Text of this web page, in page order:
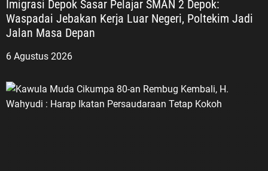
Imigrasi Depok Sasar Pelajar SMAN 2 Depok:
Waspadai Jebakan Kerja Luar Negeri, Poltekim Jadi
6 Agustus 2026